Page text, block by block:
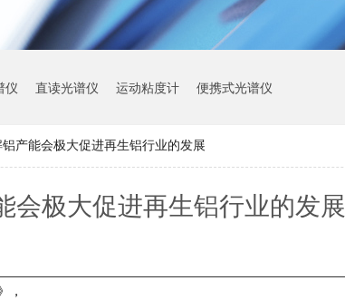
仪 直读光谱仪 运动粘度计 便携式光谱仪
产能会极大促进再生铝行业的发展
会极大促进再生铝行业的发展
，